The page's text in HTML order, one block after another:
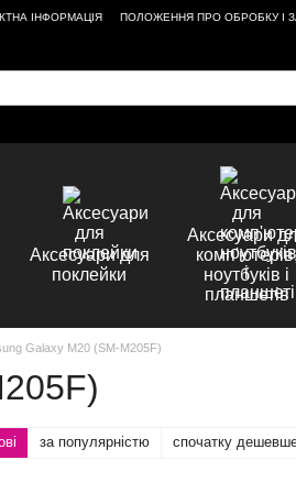
ІНФОРМАЦІЯ ПОЛОЖЕННЯ ПРО ОБРОБКУ І
Аксесуари для
поклейки
Аксесуари
комп'ютерів,
ноутбуків і
планшетів
Galaxy M20 (SM-M205F)
за популярністю спочатку